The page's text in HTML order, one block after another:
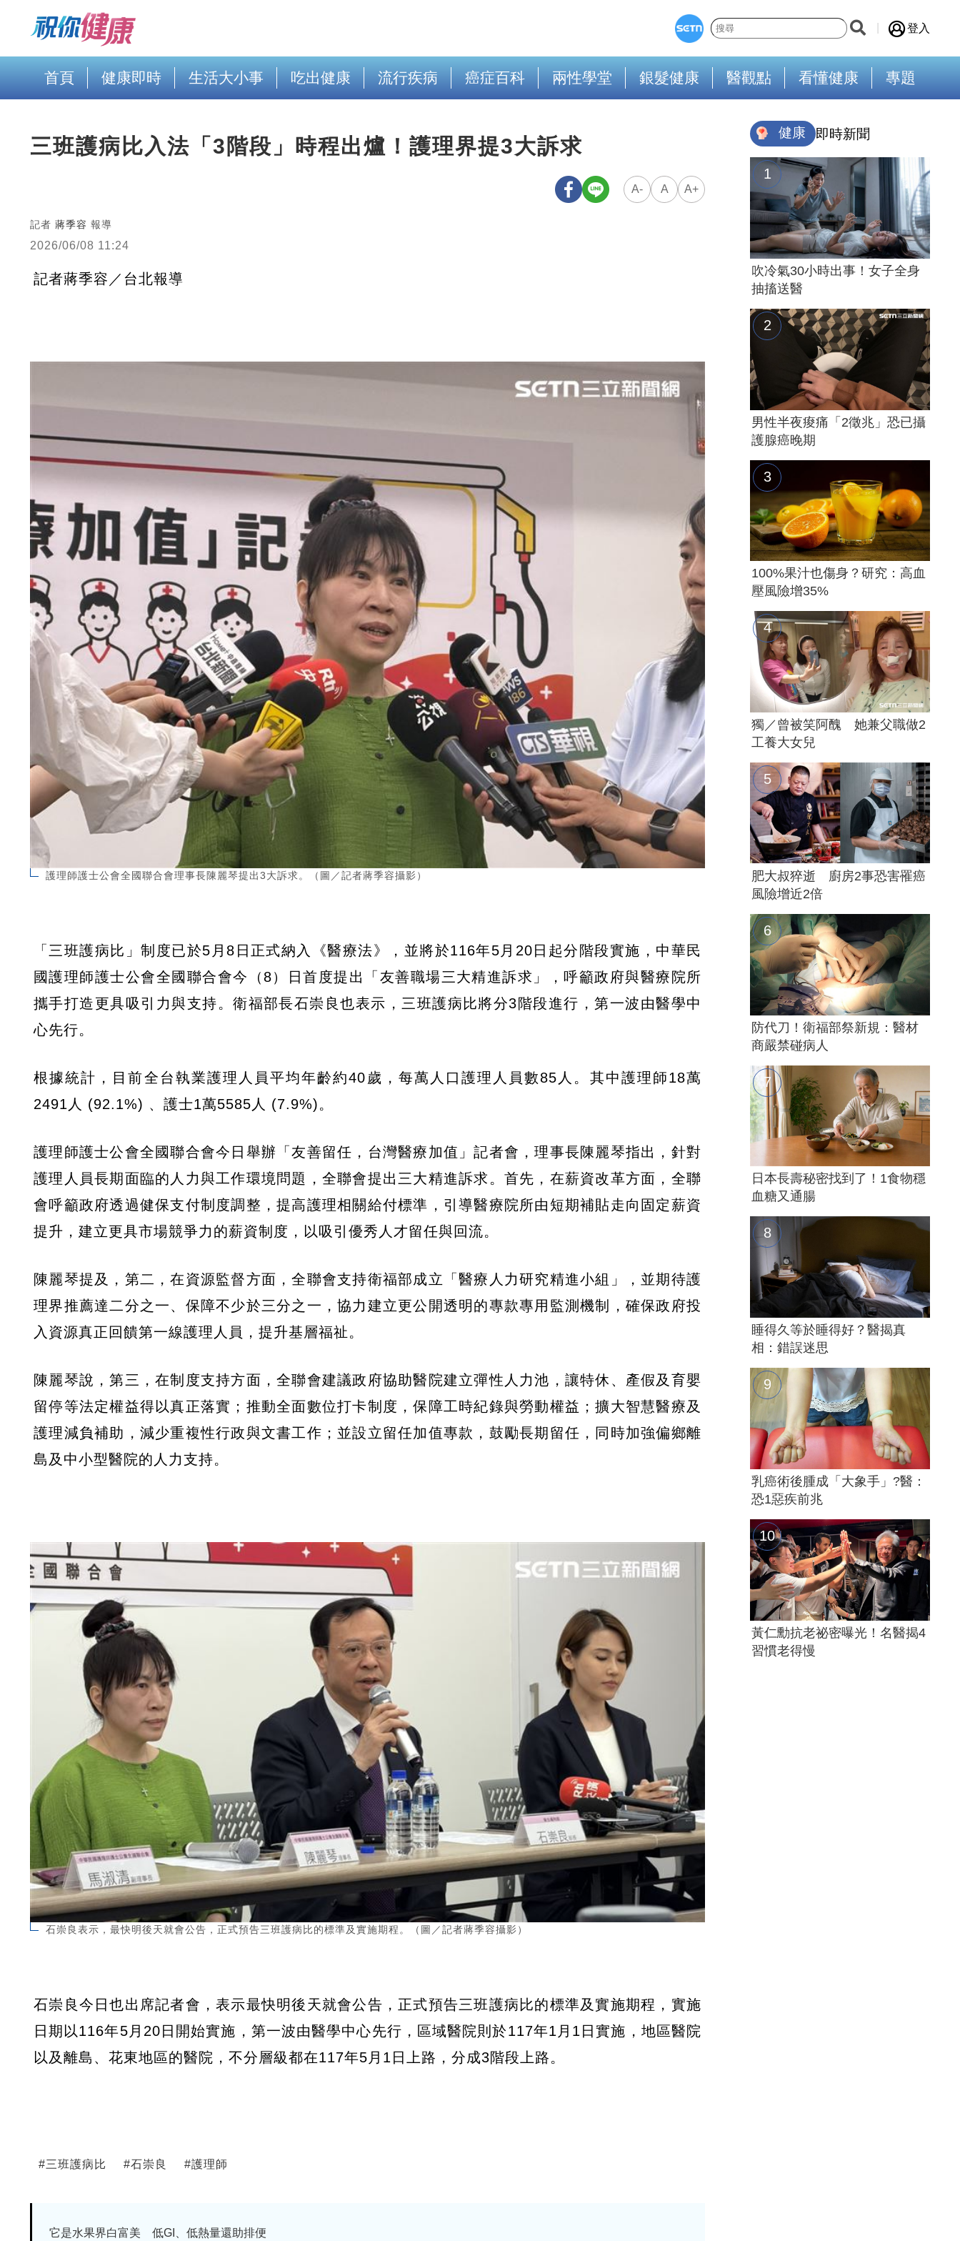
登入
首頁 健康即時 生活大小事 吃出健康 流行疾病 癌症百科 兩性學堂 銀髮健康 醫觀點 看懂健康 專題
三班護病比入法「3階段」時程出爐！護理界提3大訴求
A- A A+
記者 蔣季容 報導
2026/06/08 11:24
記者蔣季容／台北報導
護理師護士公會全國聯合會理事長陳麗琴提出3大訴求。（圖／記者蔣季容攝影）
「三班護病比」制度已於5月8日正式納入《醫療法》，並將於116年5月20日起分階段實施，中華民
國護理師護士公會全國聯合會今（8）日首度提出「友善職場三大精進訴求」，呼籲政府與醫療院所
攜手打造更具吸引力與支持。衛福部長石崇良也表示，三班護病比將分3階段進行，第一波由醫學中
心先行。
根據統計，目前全台執業護理人員平均年齡約40歲，每萬人口護理人員數85人。其中護理師18萬
2491人 (92.1%) 、護士1萬5585人 (7.9%)。
護理師護士公會全國聯合會今日舉辦「友善留任，台灣醫療加值」記者會，理事長陳麗琴指出，針對
護理人員長期面臨的人力與工作環境問題，全聯會提出三大精進訴求。首先，在薪資改革方面，全聯
會呼籲政府透過健保支付制度調整，提高護理相關給付標準，引導醫療院所由短期補貼走向固定薪資
提升，建立更具市場競爭力的薪資制度，以吸引優秀人才留任與回流。
陳麗琴提及，第二，在資源監督方面，全聯會支持衛福部成立「醫療人力研究精進小組」，並期待護
理界推薦達二分之一、保障不少於三分之一，協力建立更公開透明的專款專用監測機制，確保政府投
入資源真正回饋第一線護理人員，提升基層福祉。
陳麗琴說，第三，在制度支持方面，全聯會建議政府協助醫院建立彈性人力池，讓特休、產假及育嬰
留停等法定權益得以真正落實；推動全面數位打卡制度，保障工時紀錄與勞動權益；擴大智慧醫療及
護理減負補助，減少重複性行政與文書工作；並設立留任加值專款，鼓勵長期留任，同時加強偏鄉離
島及中小型醫院的人力支持。
石崇良表示，最快明後天就會公告，正式預告三班護病比的標準及實施期程。（圖／記者蔣季容攝影）
石崇良今日也出席記者會，表示最快明後天就會公告，正式預告三班護病比的標準及實施期程，實施
日期以116年5月20日開始實施，第一波由醫學中心先行，區域醫院則於117年1月1日實施，地區醫院
以及離島、花東地區的醫院，不分層級都在117年5月1日上路，分成3階段上路。
#三班護病比 #石崇良 #護理師
它是水果界白富美 低GI、低熱量還助排便
健康 即時新聞
吹冷氣30小時出事！女子全身
抽搐送醫
男性半夜痠痛「2徵兆」恐已攝
護腺癌晚期
100%果汁也傷身？研究：高血
壓風險增35%
獨／曾被笑阿醜 她兼父職做2
工養大女兒
肥大叔猝逝 廚房2事恐害罹癌
風險增近2倍
防代刀！衛福部祭新規：醫材
商嚴禁碰病人
日本長壽秘密找到了！1食物穩
血糖又通腸
睡得久等於睡得好？醫揭真
相：錯誤迷思
乳癌術後腫成「大象手」?醫：
恐1惡疾前兆
黃仁勳抗老祕密曝光！名醫揭4
習慣老得慢